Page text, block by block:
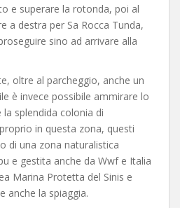
e superare la rotonda, poi al
a destra per Sa Rocca Tunda,
sino ad arrivare alla
oltre al parcheggio, anche un
è invece possibile ammirare lo
splendida colonia di
in questa zona, questi
di una zona naturalistica
e gestita anche da Wwf e Italia
Marina Protetta del Sinis e
anche la spiaggia.